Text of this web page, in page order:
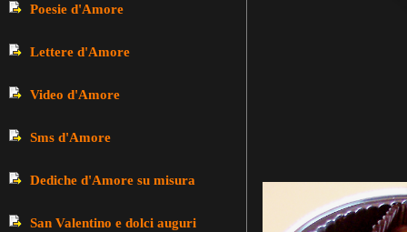
Poesie d'Amore
Lettere d'Amore
Video d'Amore
Sms d'Amore
Dediche d'Amore su misura
San Valentino e dolci auguri